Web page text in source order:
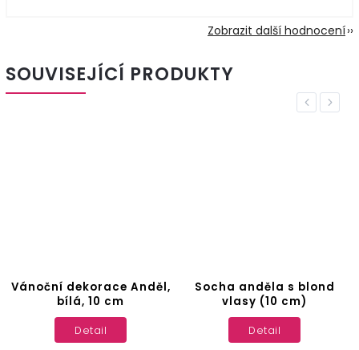
Zobrazit další hodnocení
SOUVISEJÍCÍ PRODUKTY
Previous
Vánoční dekorace Anděl,
bílá, 10 cm
Detail
Socha anděla s blond
vlasy (10 cm)
Detail
Next